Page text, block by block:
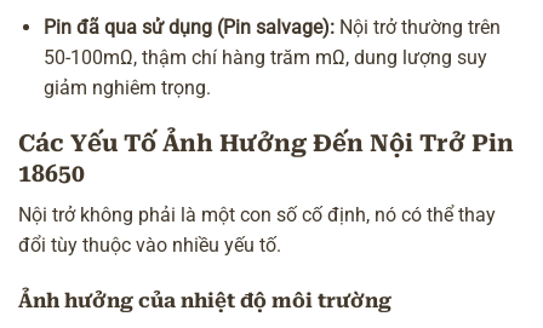
Pin đã qua sử dụng (Pin salvage): Nội trở thường trên
50-100mΩ, thậm chí hàng trăm mΩ, dung lượng suy
giảm nghiêm trọng.
Các Yếu Tố Ảnh Hưởng Đến Nội Trở Pin
18650
Nội trở không phải là một con số cố định, nó có thể thay
đổi tùy thuộc vào nhiều yếu tố.
Ảnh hưởng của nhiệt độ môi trường